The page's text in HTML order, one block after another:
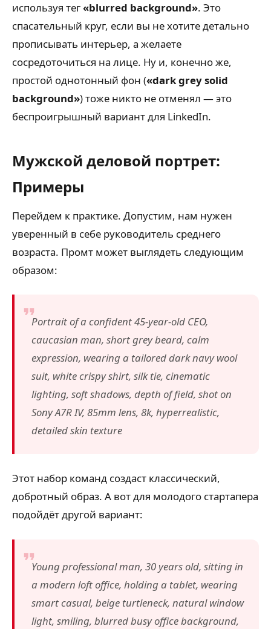
используя тег«blurred background». Это
спасательный круг, если вы не хотите детально
прописывать интерьер, а желаете
сосредоточиться на лице. Ну и, конечно же,
простой однотонный фон («dark grey solid
background») тоже никто не отменял — это
беспроигрышный вариант для LinkedIn.
Мужской деловой портрет:
Примеры
Перейдем к практике. Допустим, нам нужен
уверенный в себе руководитель среднего
возраста. Промт может выглядеть следующим
образом:
Portrait of a confident 45-year-old CEO,
caucasian man, short grey beard, calm
expression, wearing a tailored dark navy wool
suit, white crispy shirt, silk tie, cinematic
lighting, soft shadows, depth of field, shot on
Sony A7R IV, 85mm lens, 8k, hyperrealistic,
detailed skin texture
Этот набор команд создаст классический,
добротный образ. А вот для молодого стартапера
подойдёт другой вариант:
Young professional man, 30 years old, sitting in
a modern loft office, holding a tablet, wearing
smart casual, beige turtleneck, natural window
light, smiling, blurred busy office background,